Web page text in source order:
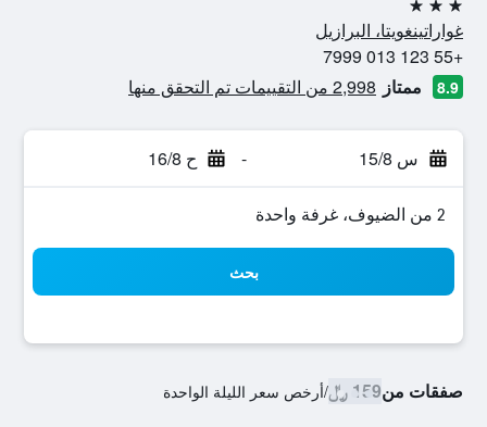
3 نجوم
غواراتينغويتا، البرازيل
+55 123 013 7999
8.9 ممتاز 2,998 من التقييمات تم التحقق منها
س 15/8 - ح 16/8
2 من الضيوف، غرفة واحدة
بحث
صفقات من159 ﷼ /أرخص سعر الليلة الواحدة